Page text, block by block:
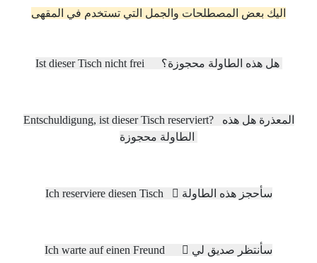
اليك بعض المصطلحات والجمل التي تستخدم في المقهى
Ist dieser Tisch nicht frei هل هذه الطاولة محجوزة؟
Entschuldigung, ist dieser Tisch reserviert? المعذرة هل هذه
Ich reserviere diesen Tisch ٍسأحجز هذه الطاولة
Ich warte auf einen Freund ٍسأنتظر صديق لي